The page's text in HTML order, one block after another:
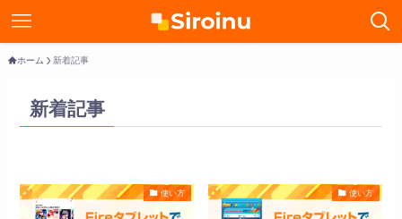
ホーム 新着記事
新着記事
使い方 使い方